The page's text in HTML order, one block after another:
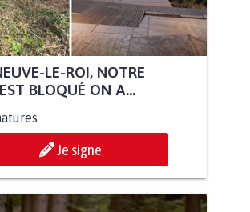
LE-ROI, NOTRE
BLOQUÉ ON A...
Je signe